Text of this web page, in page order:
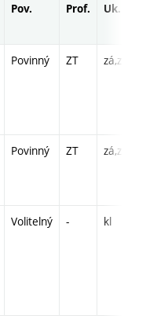
Pov. Prof. Uk.
Povinný ZT zá,zk
Povinný ZT zá,zk
Volitelný - kl